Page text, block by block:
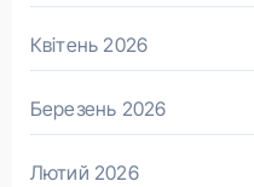
Квітень 2026
Березень 2026
Лютий 2026